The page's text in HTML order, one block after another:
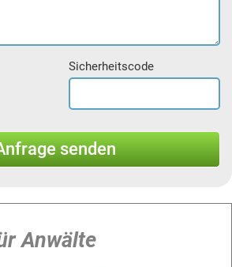
Sicherheitscode
Anwälte